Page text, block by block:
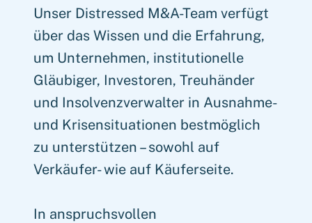
Unser Distressed M&A-Team verfügt
über das Wissen und die Erfahrung,
um Unternehmen, institutionelle
Gläubiger, Investoren, Treuhänder
und Insolvenzverwalter in Ausnahme-
und Krisensituationen bestmöglich
zu unterstützen – sowohl auf
Verkäufer- wie auf Käuferseite.
In anspruchsvollen